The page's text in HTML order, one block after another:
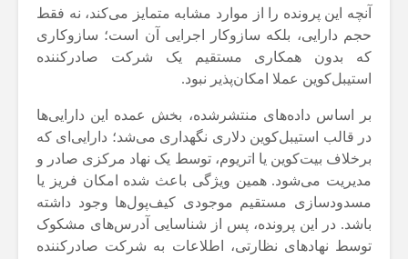
آنچه این پرونده را از موارد مشابه متمایز می‌کند، نه فقط
حجم دارایی، بلکه سازوکار اجرایی آن است؛ سازوکاری
که بدون همکاری مستقیم یک شرکت صادرکننده
استیبل‌کوین عملا امکان‌پذیر نبود.
بر اساس داده‌های منتشرشده، بخش عمده این دارایی‌ها
در قالب استیبل‌کوین دلاری نگهداری می‌شد؛ دارایی‌ای که
برخلاف بیت‌کوین یا اتریوم، توسط یک نهاد مرکزی صادر و
مدیریت می‌شود. همین ویژگی باعث شده امکان فریز یا
مسدودسازی مستقیم موجودی کیف‌پول‌ها وجود داشته
باشد. در این پرونده، پس از شناسایی آدرس‌های مشکوک
توسط نهادهای نظارتی، اطلاعات به شرکت صادرکننده